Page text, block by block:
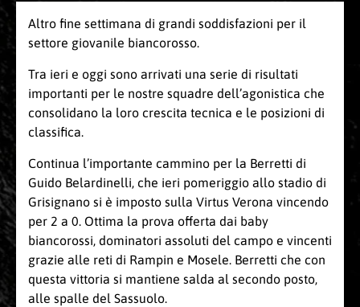
Altro fine settimana di grandi soddisfazioni per il
settore giovanile biancorosso.
Tra ieri e oggi sono arrivati una serie di risultati
importanti per le nostre squadre dell’agonistica che
consolidano la loro crescita tecnica e le posizioni di
classifica.
Continua l’importante cammino per la Berretti di
Guido Belardinelli, che ieri pomeriggio allo stadio di
Grisignano si è imposto sulla Virtus Verona vincendo
per 2 a 0. Ottima la prova offerta dai baby
biancorossi, dominatori assoluti del campo e vincenti
grazie alle reti di Rampin e Mosele. Berretti che con
questa vittoria si mantiene salda al secondo posto,
alle spalle del Sassuolo.